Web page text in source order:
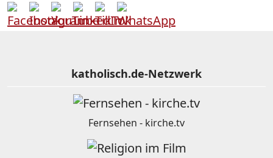
katholisch.de-Netzwerk
Fernsehen - kirche.tv